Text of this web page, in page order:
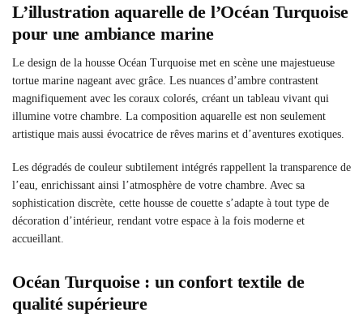
L’illustration aquarelle de l’Océan Turquoise
pour une ambiance marine
Le design de la housse Océan Turquoise met en scène une majestueuse
tortue marine nageant avec grâce. Les nuances d’ambre contrastent
magnifiquement avec les coraux colorés, créant un tableau vivant qui
illumine votre chambre. La composition aquarelle est non seulement
artistique mais aussi évocatrice de rêves marins et d’aventures exotiques.
Les dégradés de couleur subtilement intégrés rappellent la transparence de
l’eau, enrichissant ainsi l’atmosphère de votre chambre. Avec sa
sophistication discrète, cette housse de couette s’adapte à tout type de
décoration d’intérieur, rendant votre espace à la fois moderne et
accueillant.
Océan Turquoise : un confort textile de
qualité supérieure